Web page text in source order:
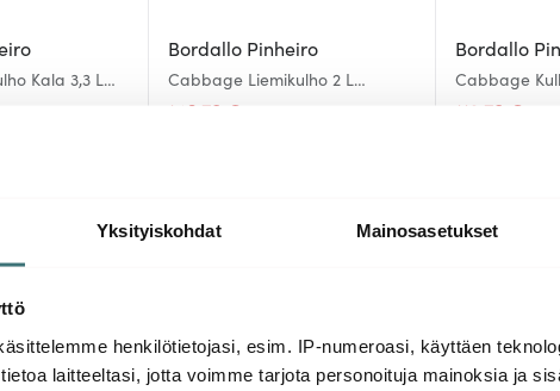
Yksityiskohdat Mainosasetukset
henkilötietojasi, esim. IP-numeroasi, käyttäen
laitteeltasi, jotta voimme tarjota personoituja mainoksia ja
Kala 3,3 L
Bordallo Pinheiro
Cabbage Liemikulho 2 L
Kaalinvihreä
146.70 €
Bordallo
Cabbage
Vihreä
112.70 €